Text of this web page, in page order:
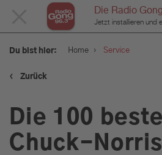
Die Radio
Jetzt installieren und
Verkehr und
Du bist hier: Home › Service
‹ Zurück
Die 100
Chuck-